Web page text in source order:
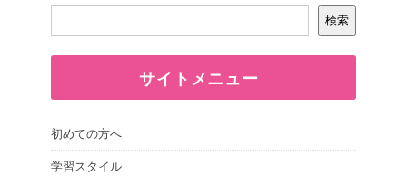
検索
サイトメニュー
初めての方へ
学習スタイル